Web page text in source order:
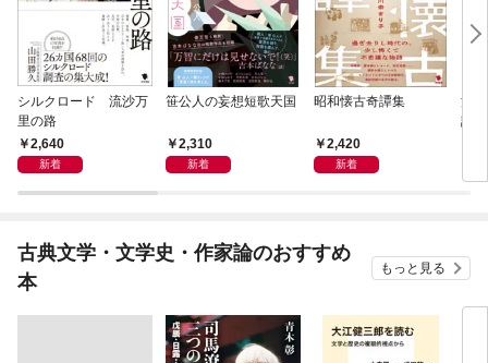
シルクロード 流沙万
里の路
2,640
新着
笹公人の妄想短歌天国
2,310
新着
昭和懐古奇譚集
2,420
新着
流
語
古典文学・文学史・作家論のおすすめ
本
もっと見る